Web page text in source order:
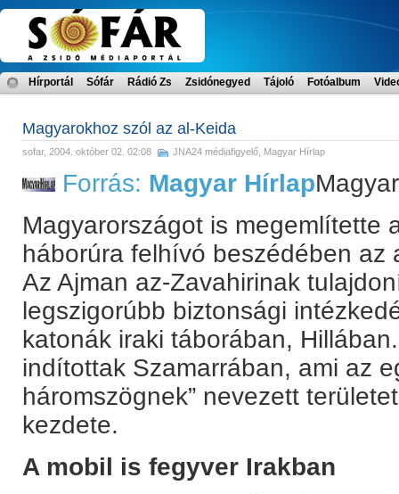
Hírportál Sófár Rádió Zs Zsidónegyed Tájoló Fotóalbum
Magyarokhoz szól az al-Keida
sofar, 2004. október 02. 02:08 JNA24 médiafigyelő Magyar Hírlap
Forrás: Magyar Hírlap
Magyarországot is megemlítette
háborúra felhívó beszédében az
Az Ajman az-Zavahirinak
legszigorúbb biztonsági
katonák iraki táborában,
indítottak Szamarrában, ami az
háromszögnek” nevezett
kezdete.
A mobil is fegyver Irakban